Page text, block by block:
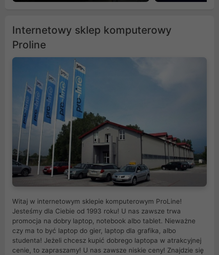
Internetowy sklep komputerowy
Proline
Witaj w internetowym sklepie komputerowym ProLine!
Jesteśmy dla Ciebie od 1993 roku! U nas zawsze trwa
promocja na dobry laptop, notebook albo tablet. Nieważne
czy ma to być laptop do gier, laptop dla grafika, albo
studenta! Jeżeli chcesz kupić dobrego laptopa w atrakcyjnej
cenie, to zapraszamy! U nas zawsze niskie ceny! Znajdzie się